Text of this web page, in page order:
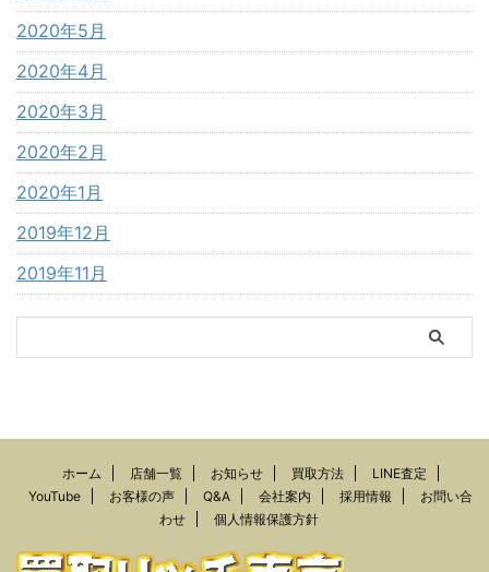
2020年5月
2020年4月
2020年3月
2020年2月
2020年1月
2019年12月
2019年11月
ホーム 店舗一覧 お知らせ 買取方法
LINE査定
YouTube
お客様の声 Q&A 会社案内 採用情報
お問い合
わせ
個人情報保護方針